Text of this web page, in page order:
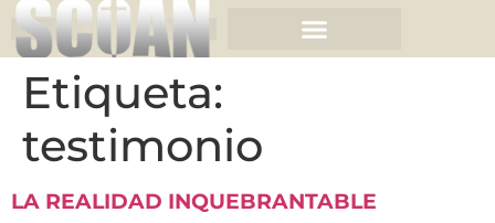
Etiqueta:
testimonio
LA REALIDAD INQUEBRANTABLE